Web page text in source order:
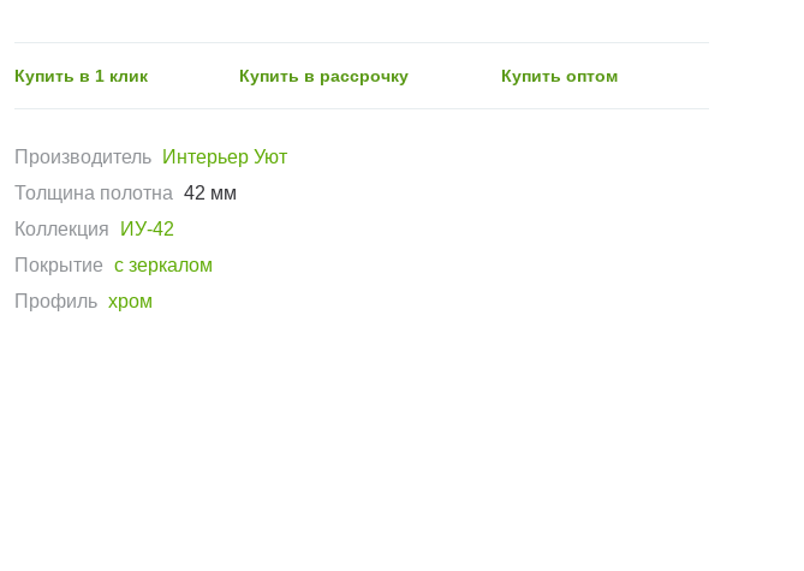
Купить в 1 клик Купить в рассрочку Купить оптом
Производитель
Интерьер Уют
Толщина полотна 42 мм
Коллекция
ИУ-42
Покрытие с зеркалом
Профиль хром